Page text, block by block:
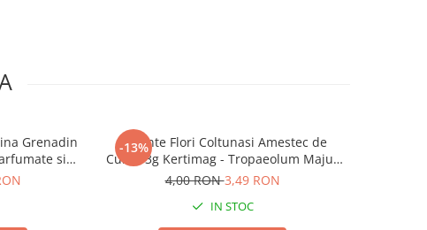
Grenadin
si
-13%
Seminte Flori Coltunasi Amestec de
Culori 3g Kertimag - Tropaeolum Majus
Tarator si Comestibil
4,00 RON3,49 RON
IN STOC